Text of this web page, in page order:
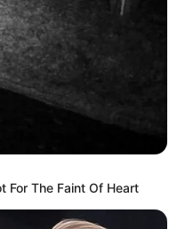
For The Faint Of Heart